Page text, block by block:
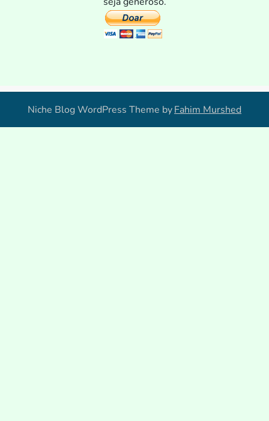
Niche Blog WordPress Theme byFahim Murshed